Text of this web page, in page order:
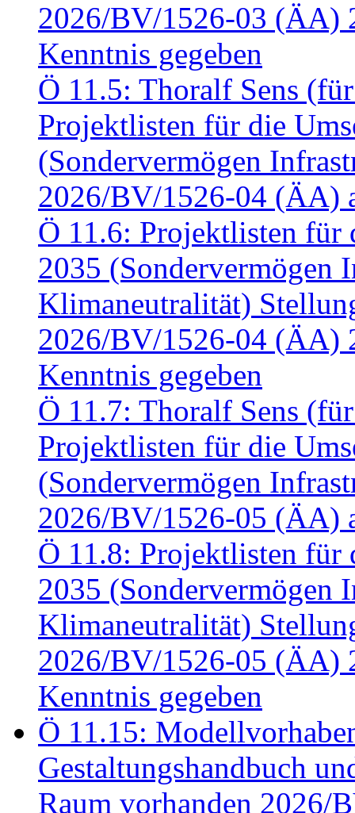
2026/BV/1526-03 (ÄA)
Kenntnis gegeben
Ö 11.5: Thoralf Sens
Projektlisten für die
(Sondervermögen
2026/BV/1526-04 (ÄA)
Ö 11.6: Projektlisten für
2035 (Sondervermögen
Klimaneutralität)
2026/BV/1526-04 (ÄA)
Kenntnis gegeben
Ö 11.7: Thoralf Sens
Projektlisten für die
(Sondervermögen
2026/BV/1526-05 (ÄA)
Ö 11.8: Projektlisten für
2035 (Sondervermögen
Klimaneutralität)
2026/BV/1526-05 (ÄA)
Kenntnis gegeben
Ö 11.15:
Gestaltungshandbuch
Raum vorhanden 2026/